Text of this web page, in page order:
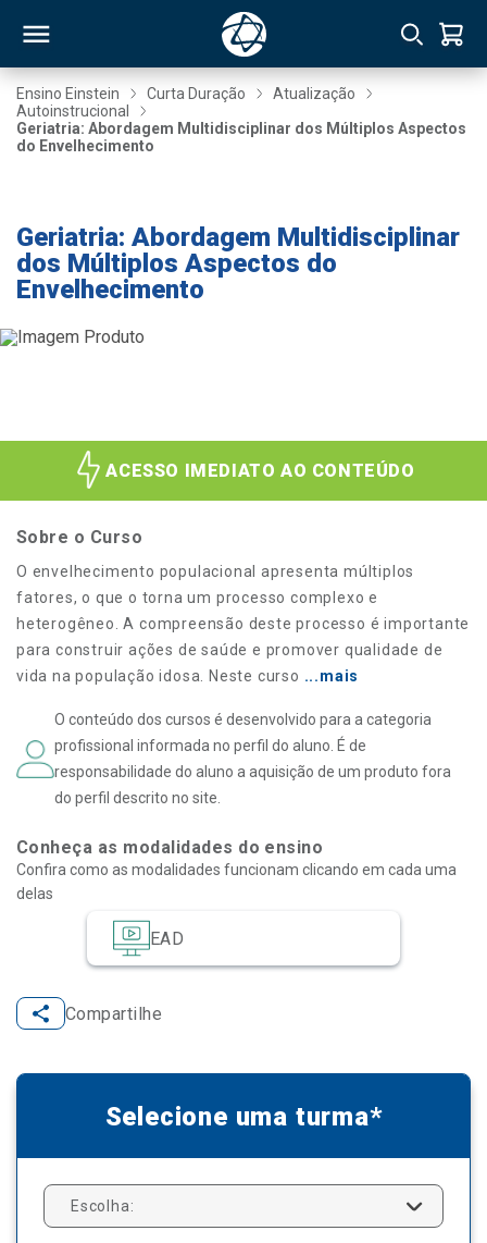
Ensino Einstein Curta Duração
Atualização
Autoinstrucional
Geriatria: Abordagem Multidisciplinar dos Múltiplos Aspectos
do Envelhecimento
Geriatria: Abordagem Multidisciplinar
dos Múltiplos Aspectos do
Envelhecimento
ACESSO IMEDIATO AO CONTEÚDO
Sobre o Curso
O envelhecimento populacional apresenta múltiplos
fatores, o que o torna um processo complexo e
heterogêneo. A compreensão deste processo é importante
para construir ações de saúde e promover qualidade de
vida na população idosa. Neste curso ...mais
O conteúdo dos cursos é desenvolvido para a categoria
profissional informada no perfil do aluno. É de
responsabilidade do aluno a aquisição de um produto fora
do perfil descrito no site.
Conheça as modalidades do ensino
EAD
Confira como as modalidades funcionam clicando em cada uma
delas
Compartilhe
Selecione uma turma*
Escolha: